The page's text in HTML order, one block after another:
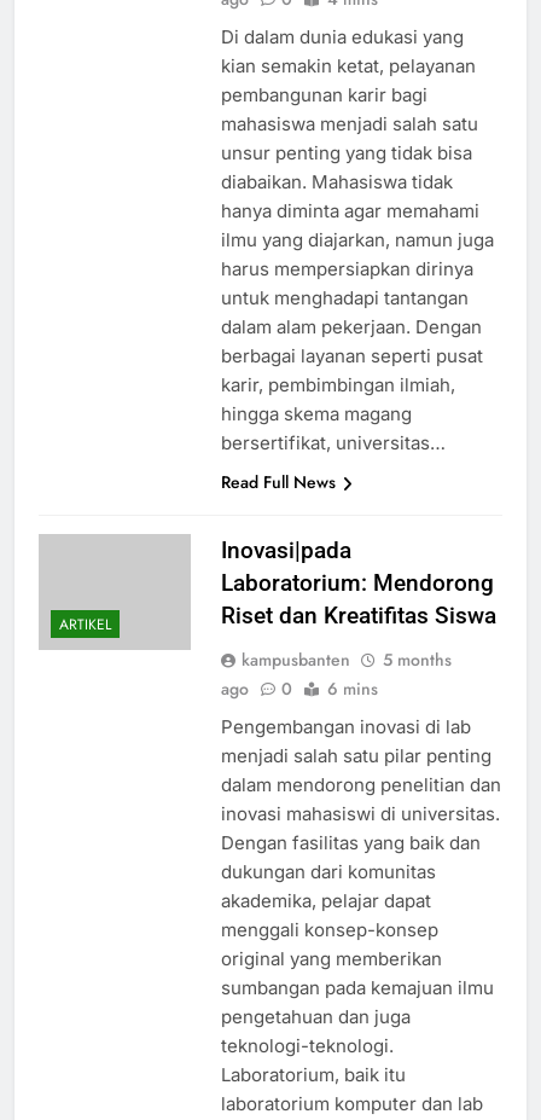
Di dalam dunia edukasi yang
kian semakin ketat, pelayanan
pembangunan karir bagi
mahasiswa menjadi salah satu
unsur penting yang tidak bisa
diabaikan. Mahasiswa tidak
hanya diminta agar memahami
ilmu yang diajarkan, namun juga
harus mempersiapkan dirinya
untuk menghadapi tantangan
dalam alam pekerjaan. Dengan
berbagai layanan seperti pusat
karir, pembimbingan ilmiah,
hingga skema magang
bersertifikat, universitas…
Read Full News
ARTIKEL
Inovasi|pada
Laboratorium: Mendorong
Riset dan Kreatifitas Siswa
kampusbanten
5 months
ago
0 6 mins
Pengembangan inovasi di lab
menjadi salah satu pilar penting
dalam mendorong penelitian dan
inovasi mahasiswi di universitas.
Dengan fasilitas yang baik dan
dukungan dari komunitas
akademika, pelajar dapat
menggali konsep-konsep
original yang memberikan
sumbangan pada kemajuan ilmu
pengetahuan dan juga
teknologi-teknologi.
Laboratorium, baik itu
laboratorium komputer dan lab